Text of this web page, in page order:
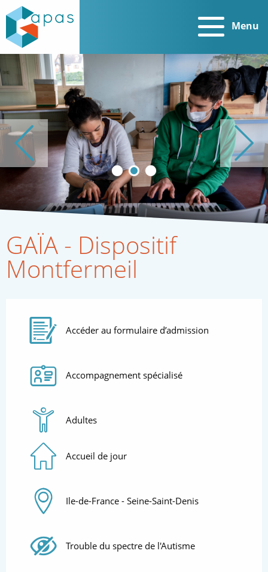
Menu
Photo
GAÏA - Dispositif
Montfermeil
Accéder au formulaire d’admission
Accompagnement spécialisé
Audience
Adultes
Types d'accueil
Accueil de jour
Zone géographique
Ile-de-France - Seine-Saint-Denis
Handicaps
Trouble du spectre de l'Autisme